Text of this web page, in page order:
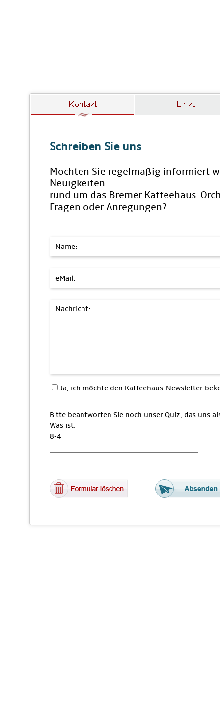
Schreiben Sie uns
Möchten Sie regelmäßig informiert
Neuigkeiten
rund um das Bremer Kaffeehaus-
Fragen oder Anregungen?
Name:
eMail:
Nachricht:
Ja, ich möchte den Kaffeehaus-Newsletter
Bitte beantworten Sie noch unser Quiz, das uns
Was ist:
8-4